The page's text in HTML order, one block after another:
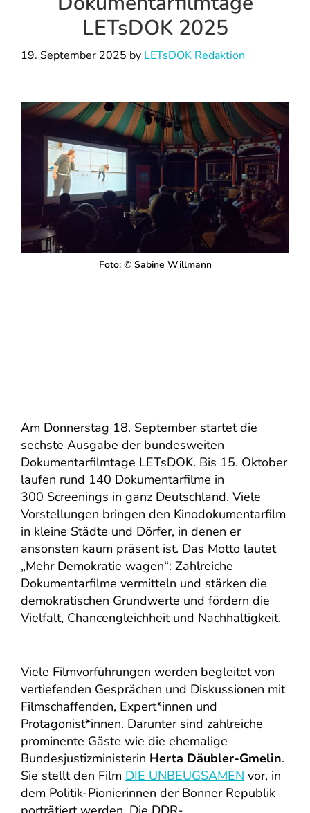
LETsDOK 2025
19. September 2025 byLETsDOK Redaktion
Foto: © Sabine Willmann
Am Donnerstag 18. September startet die
sechste Ausgabe der bundesweiten
Dokumentarfilmtage LETsDOK. Bis 15. Oktober
laufen rund 140 Dokumentarfilme in
300 Screenings in ganz Deutschland. Viele
Vorstellungen bringen den Kinodokumentarfilm
in kleine Städte und Dörfer, in denen er
ansonsten kaum präsent ist. Das Motto lautet
„Mehr Demokratie wagen“: Zahlreiche
Dokumentarfilme vermitteln und stärken die
demokratischen Grundwerte und fördern die
Vielfalt, Chancengleichheit und Nachhaltigkeit.
Viele Filmvorführungen werden begleitet von
vertiefenden Gesprächen und Diskussionen mit
Filmschaffenden, Expert*innen und
Protagonist*innen. Darunter sind zahlreiche
prominente Gäste wie die ehemalige
Bundesjustizministerin Herta Däubler-Gmelin.
Sie stellt den Film DIE UNBEUGSAMEN vor, in
dem Politik-Pionierinnen der Bonner Republik